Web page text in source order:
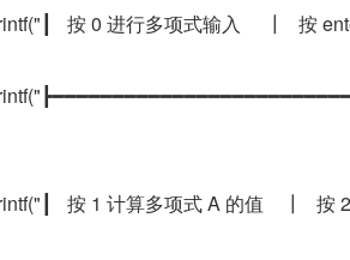
按 0 进行多项式输入     ┃   按
按 1 计算多项式 A 的值    ┃   按